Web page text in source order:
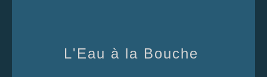
L'Eau à la Bouche